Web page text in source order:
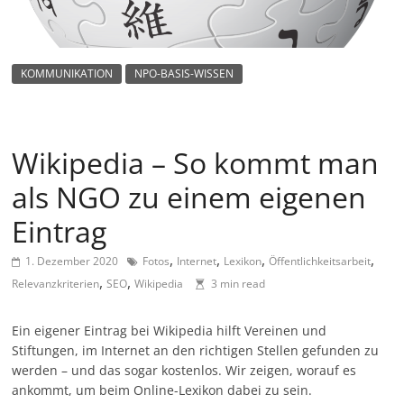
g
n
f
ü
r
S
o
i
a
l
KOMMUNIKATION NPO-BASIS-WISSEN
Wikipedia – So kommt man
als NGO zu einem eigenen
Eintrag
1. Dezember 2020 Fotos, Internet, Lexikon,Öffentlichkeitsarbeit,
Relevanzkriterien,SEO,Wikipedia 3 min read
Ein eigener Eintrag bei Wikipedia hilft Vereinen und
Stiftungen, im Internet an den richtigen Stellen gefunden zu
werden – und das sogar kostenlos. Wir zeigen, worauf es
ankommt, um beim Online-Lexikon dabei zu sein.